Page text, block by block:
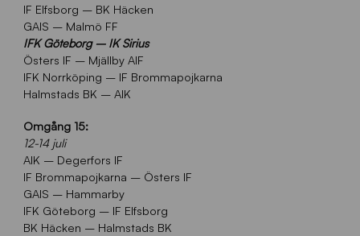
IF Elfsborg – BK Häcken
GAIS – Malmö FF
IFK Göteborg – IK Sirius
Östers IF – Mjällby AIF
IFK Norrköping – IF Brommapojkarna
Halmstads BK – AIK
Omgång 15:
12-14 juli
AIK – Degerfors IF
IF Brommapojkarna – Östers IF
GAIS – Hammarby
IFK Göteborg – IF Elfsborg
BK Häcken – Halmstads BK